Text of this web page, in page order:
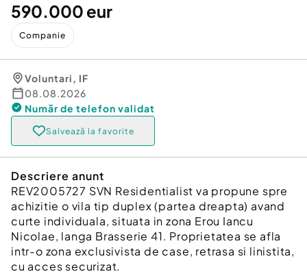
590.000 eur
Companie
Voluntari, IF
08.08.2026
Număr de telefon validat
Salvează la favorite
Descriere anunt
REV2005727 SVN Residentialist va propune spre
achizitie o vila tip duplex (partea dreapta) avand
curte individuala, situata in zona Erou Iancu
Nicolae, langa Brasserie 41. Proprietatea se afla
intr-o zona exclusivista de case, retrasa si linistita,
cu acces securizat.